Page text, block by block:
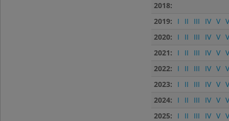
2018:
2019:
I II III IV V
2020:
I II III IV V
2021:
I II III IV V
2022:
I II III IV V
2023:
I II III IV V
2024:
I II III IV V
2025:
I II III IV V